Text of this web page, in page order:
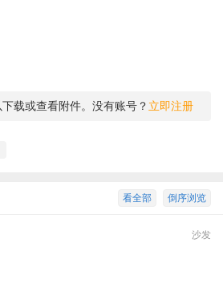
下载或查看附件。没有账号？ 立即注册
倒序浏览
看全部
沙发